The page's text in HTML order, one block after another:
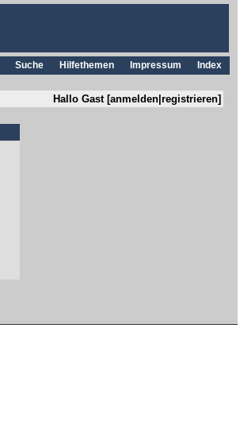
Index
Impressum
Hilfethemen
Suche
Hallo Gast [anmelden |registrieren]